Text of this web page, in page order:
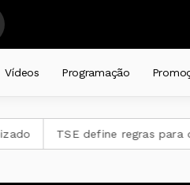
das 6 as 8 horas. com TIO CHICO -
Vídeos Programação
TSE define regras para